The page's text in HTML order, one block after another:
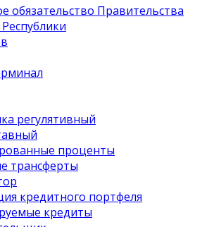
обязательство Правительства
регулятивный
проценты
трансферты
кредитного портфеля
кредиты